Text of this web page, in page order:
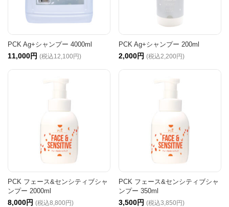
PCK Ag+シャンプー 4000ml
11,000円 (税込12,100円)
PCK Ag+シャンプー 200ml
2,000円 (税込2,200円)
PCK フェース&センシティブシャ
ンプー 2000ml
8,000円 (税込8,800円)
PCK フェース&センシティブシャ
ンプー 350ml
3,500円 (税込3,850円)